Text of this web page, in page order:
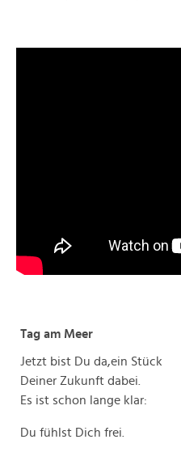
Tag am Meer
Jetzt bist Du da,ein Stück
Deiner Zukunft dabei.
Es ist schon lange klar:
Du fühlst Dich frei.